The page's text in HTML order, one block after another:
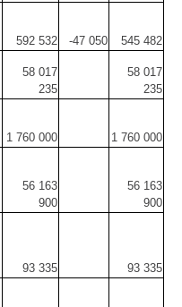
592 532 -47 050 545 482
58 017
235
58 017
235
1 760 000 1 760 000
56 163
900
56 163
900
93 335 93 335